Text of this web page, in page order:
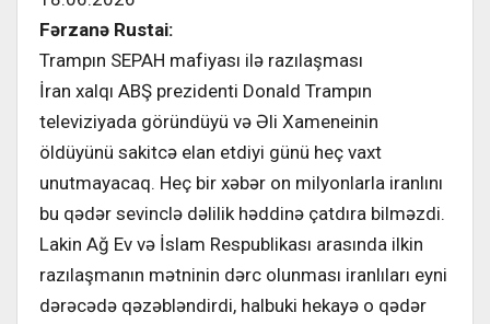
Fərzanə Rustai:
Trampın SEPAH mafiyası ilə razılaşması
İran xalqı ABŞ prezidenti Donald Trampın
televiziyada göründüyü və Əli Xameneinin
öldüyünü sakitcə elan etdiyi günü heç vaxt
unutmayacaq. Heç bir xəbər on milyonlarla iranlını
bu qədər sevinclə dəlilik həddinə çatdıra bilməzdi.
Lakin Ağ Ev və İslam Respublikası arasında ilkin
razılaşmanın mətninin dərc olunması iranlıları eyni
dərəcədə qəzəbləndirdi, halbuki hekayə o qədər